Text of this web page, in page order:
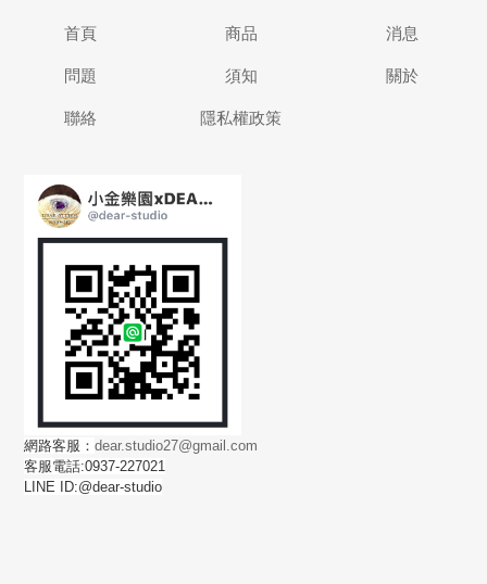
首頁 商品 消息
問題 須知 關於
聯絡 隱私權政策
網路客服：dear.studio27@gmail.com
客服電話:0937-227021
LINE ID:@dear-studio